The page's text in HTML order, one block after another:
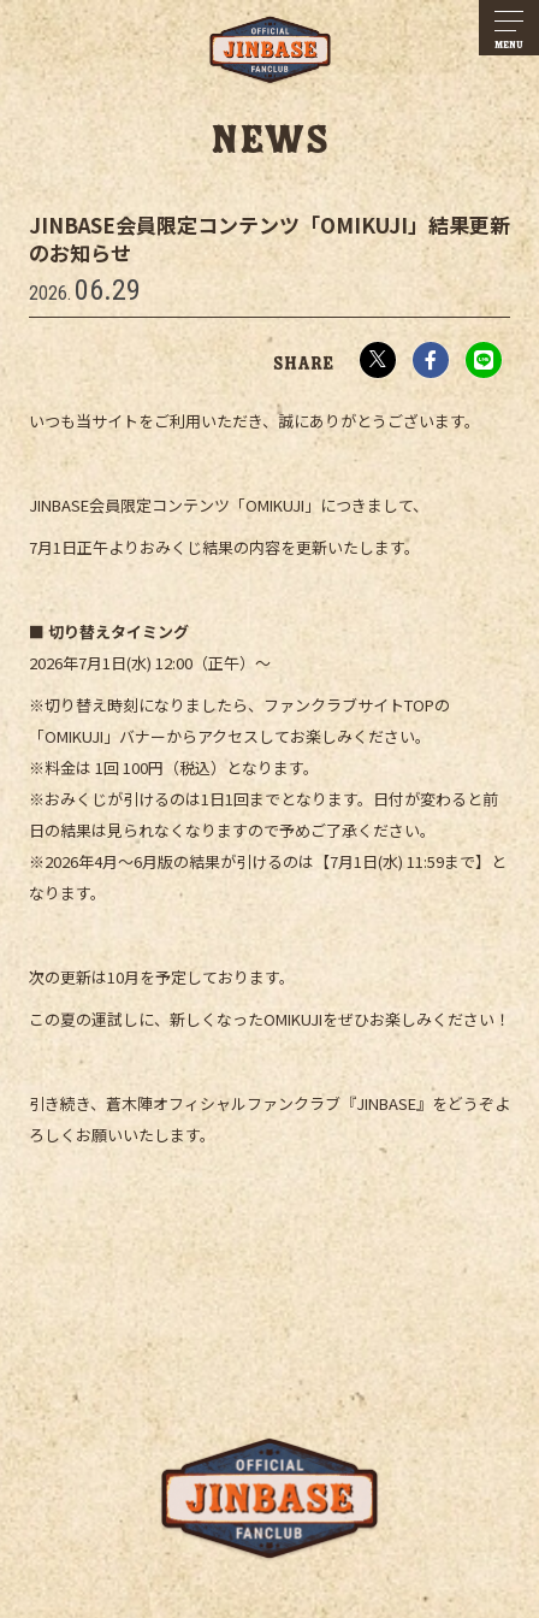
MENU
NEWS
JINBASE会員限定コンテンツ「OMIKUJI」結果更新
のお知らせ
2026. 06.29
いつも当サイトをご利用いただき、誠にありがとうございます。
JINBASE会員限定コンテンツ「OMIKUJI」につきまして、
7月1日正午よりおみくじ結果の内容を更新いたします。
■ 切り替えタイミング
2026年7月1日(水) 12:00（正午）〜
※切り替え時刻になりましたら、ファンクラブサイトTOPの
「OMIKUJI」バナーからアクセスしてお楽しみください。
※料金は 1回 100円（税込）となります。
※おみくじが引けるのは1日1回までとなります。日付が変わると前
日の結果は見られなくなりますので予めご了承ください。
※2026年4月〜6月版の結果が引けるのは【7月1日(水) 11:59まで】と
なります。
次の更新は10月を予定しております。
この夏の運試しに、新しくなったOMIKUJIをぜひお楽しみください！
引き続き、蒼木陣オフィシャルファンクラブ『JINBASE』をどうぞよ
ろしくお願いいたします。